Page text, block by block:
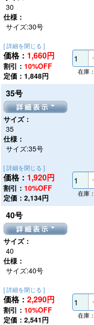
30
仕様：
サイズ:30号
[ 詳細を閉じる ]
価格： 1,660円
割引： 10%OFF
定価：1,848円
在庫
35号
詳細表示
サイズ：
35
仕様：
サイズ:35号
[ 詳細を閉じる ]
価格： 1,920円
割引： 10%OFF
定価：2,134円
在庫
40号
詳細表示
サイズ：
40
仕様：
サイズ:40号
[ 詳細を閉じる ]
価格： 2,290円
割引： 10%OFF
定価：2,541円
在庫